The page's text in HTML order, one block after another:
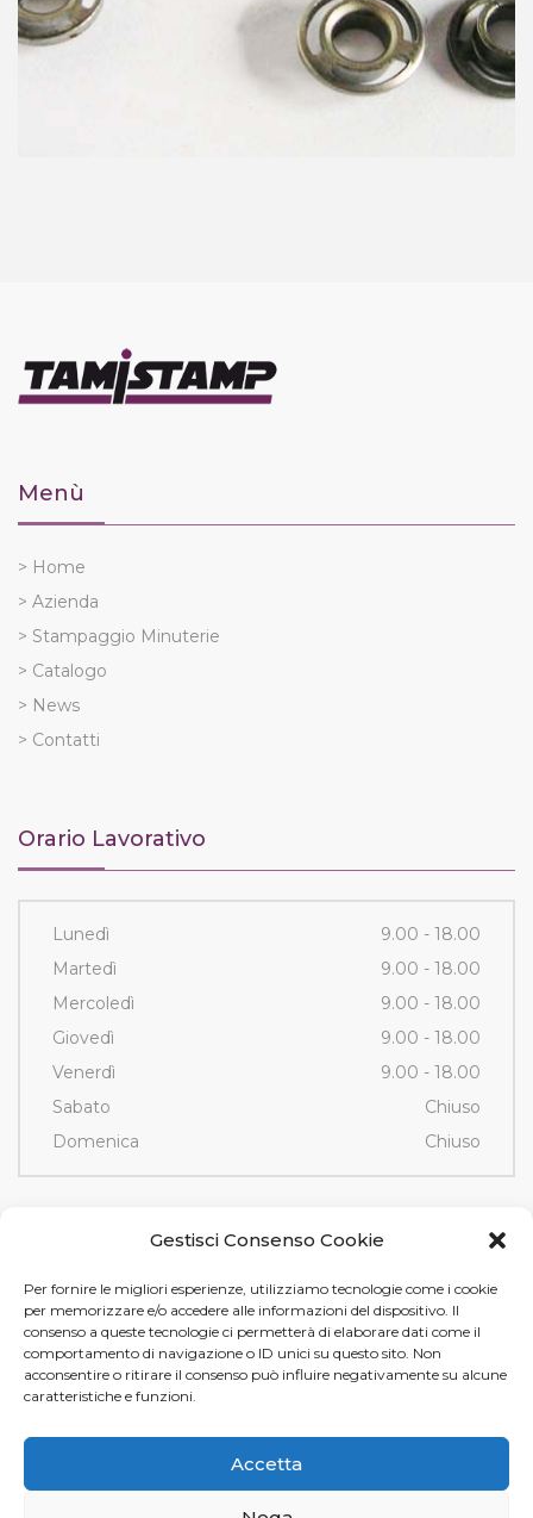
Gestisci Consenso Cookie
Per fornire le migliori esperienze, utilizziamo tecnologie come i cookie
per memorizzare e/o accedere alle informazioni del dispositivo. Il
consenso a queste tecnologie ci permetterà di elaborare dati come il
comportamento di navigazione o ID unici su questo sito. Non
acconsentire o ritirare il consenso può influire negativamente su alcune
caratteristiche e funzioni.
Accetta
Menù
> Home
> Azienda
> Stampaggio Minuterie
> Catalogo
> News
> Contatti
Orario Lavorativo
Lunedì
9.00 - 18.00
Martedì
9.00 - 18.00
Mercoledì
9.00 - 18.00
Giovedì
9.00 - 18.00
Venerdì
9.00 - 18.00
Sabato
Chiuso
Domenica
Chiuso
Via Fornace, 3/D - 35036
Montegrotto Terme (PD)
Tel e Fax+39 049 89 12 605
info@tamistamp.com